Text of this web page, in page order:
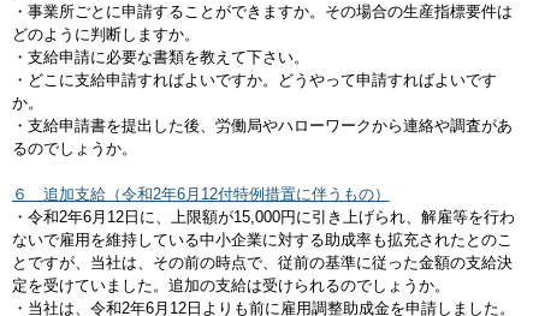
・事業所ごとに申請することができますか。その場合の生産指標要件は
どのように判断しますか。
・支給申請に必要な書類を教えて下さい。
・どこに支給申請すればよいですか。どうやって申請すればよいです
か。
・支給申請書を提出した後、労働局やハローワークから連絡や調査があ
るのでしょうか。
６ 追加支給（令和2年6月12付特例措置に伴うもの）
・令和2年6月12日に、上限額が15,000円に引き上げられ、解雇等を行わ
ないで雇用を維持している中小企業に対する助成率も拡充されたとのこ
とですが、当社は、その前の時点で、従前の基準に従った金額の支給決
定を受けていました。追加の支給は受けられるのでしょうか。
・当社は、令和2年6月12日よりも前に雇用調整助成金を申請しました。